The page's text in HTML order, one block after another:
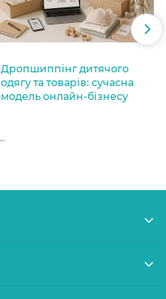
Дропшиппінг дитячого
одягу та товарів: сучасна
модель онлайн-бізнесу